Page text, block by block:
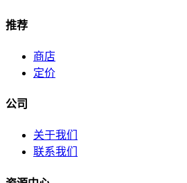
推荐
商店
定价
公司
关于我们
联系我们